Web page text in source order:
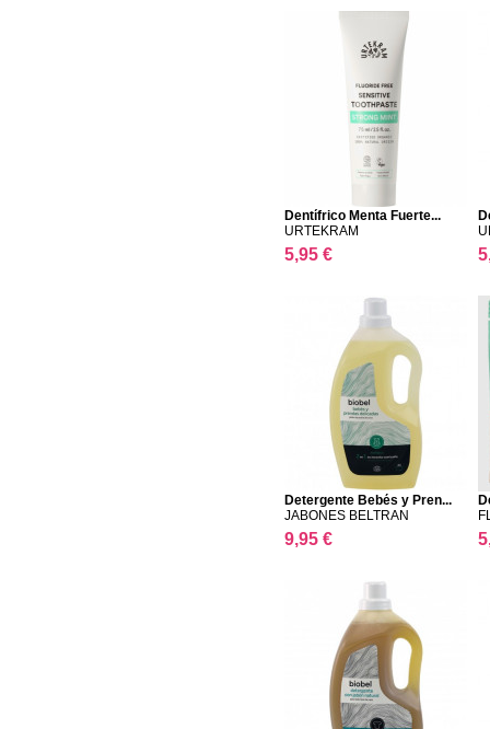
Dentífrico Menta Fuerte...
URTEKRAM
5,95 €
Detergente Bebés y Pren...
JABONES BELTRAN
9,95 €